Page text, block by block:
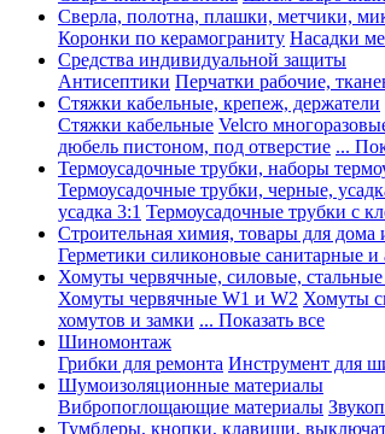
Сверла, полотна, плашки, метчики,
Коронки по керамограниту Насадки
Средства индивидуальной защиты
Антисептики Перчатки рабочие,
Стяжки кабельные, крепеж, держатели
Стяжки кабельные Velcro
дюбель пистоном, под отверстие ...
Термоусадочные трубки, наборы
Термоусадочные трубки, черные,
усадка 3:1 Термоусадочные трубки с
Строительная химия, товары для дома
Герметики силиконовые санитарные и
Хомуты червячные, силовые,
Хомуты червячные W1 и W2 Хомуты
хомутов и замки ... Показать все
Шиномонтаж
Грибки для ремонта Инструмент для
Шумоизоляционные материалы
Вибропоглощающие материалы
Тумблеры, кнопки, клавиши,